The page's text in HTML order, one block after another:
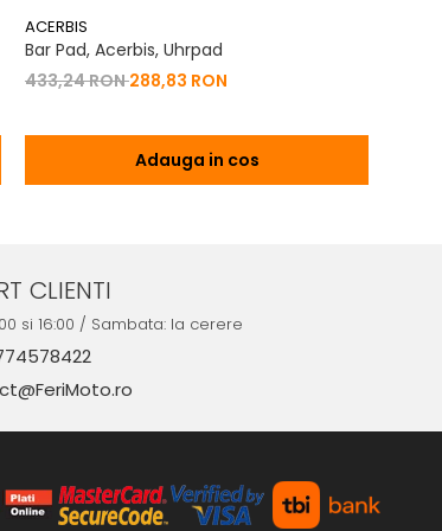
ACERBIS
Bar Pad, Acerbis, Uhrpad
433,24 RON288,83 RON
Adauga in cos
CLIENTI
si 16:00 / Sambata: la cerere